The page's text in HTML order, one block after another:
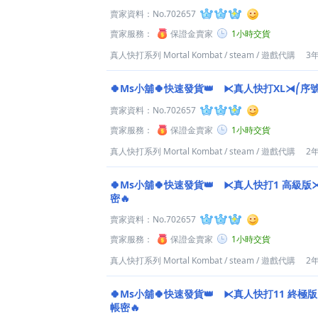
賣家資料： No.702657
賣家服務：
保證金賣家
1小時交貨
真人快打系列 Mortal Kombat/steam/遊戲代購 3
🍀Ms小舖🍀快速發貨👑 ⧔真人快打XL⧕⎛序
賣家資料： No.702657
賣家服務：
保證金賣家
1小時交貨
真人快打系列 Mortal Kombat/steam/遊戲代購 2
🍀Ms小舖🍀快速發貨👑 ⧔真人快打1 高級版
密🔥
賣家資料： No.702657
賣家服務：
保證金賣家
1小時交貨
真人快打系列 Mortal Kombat/steam/遊戲代購 2
🍀Ms小舖🍀快速發貨👑 ⧔真人快打11 終極
帳密🔥